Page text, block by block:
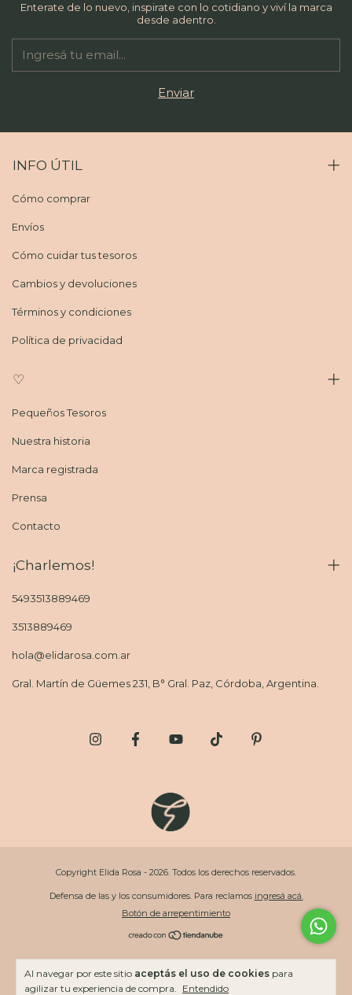
Al navegar por este sitio aceptás el uso de cookies para
agilizar tu experiencia de compra. Entendido
Enterate de lo nuevo, inspirate con lo cotidiano y viví la marca
desde adentro.
INFO ÚTIL
Cómo comprar
Envíos
Cómo cuidar tus tesoros
Cambios y devoluciones
Términos y condiciones
Política de privacidad
♡
Pequeños Tesoros
Nuestra historia
Marca registrada
Prensa
Contacto
¡Charlemos!
5493513889469
3513889469
hola@elidarosa.com.ar
Gral. Martín de Güemes 231, B° Gral. Paz, Córdoba, Argentina.
Copyright Elida Rosa - 2026. Todos los derechos reservados.
Defensa de las y los consumidores. Para reclamos ingresá acá.
Botón de arrepentimiento